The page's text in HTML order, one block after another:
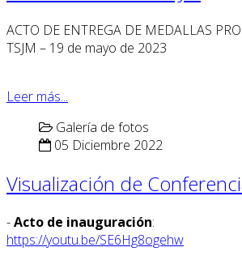
ACTO DE ENTREGA DE MEDALLAS
TSJM – 19 de mayo de 2023
Leer más...
Galería de fotos
05 Diciembre 2022
Visualización de
-Acto de inauguración:
https://youtu.be/SE6Hg8ogehw